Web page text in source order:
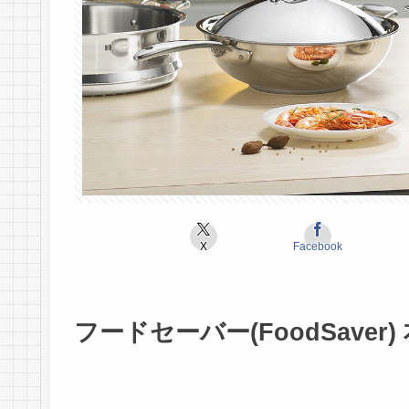
X Facebook
フードセーバー(FoodSaver)